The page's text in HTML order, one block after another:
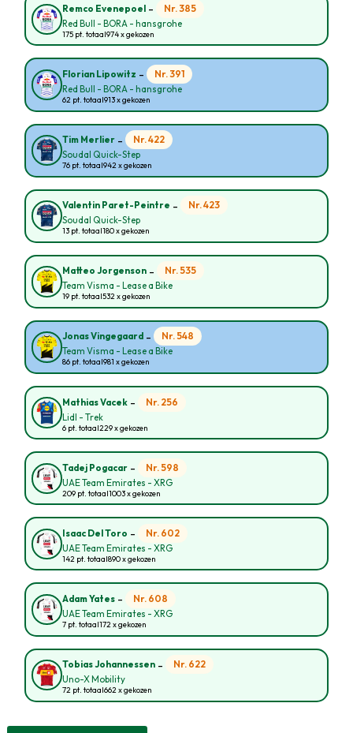
Remco Evenepoel - Nr. 385
Red Bull - BORA - hansgrohe
175 pt. totaal974 x gekozen
Florian Lipowitz - Nr. 391
Red Bull - BORA - hansgrohe
62 pt. totaal913 x gekozen
Tim Merlier - Nr. 422
Soudal Quick-Step
76 pt. totaal942 x gekozen
Valentin Paret-Peintre - Nr. 423
Soudal Quick-Step
13 pt. totaal180 x gekozen
Matteo Jorgenson - Nr. 535
Team Visma - Lease a Bike
19 pt. totaal532 x gekozen
Jonas Vingegaard - Nr. 548
Team Visma - Lease a Bike
86 pt. totaal981 x gekozen
Mathias Vacek - Nr. 256
Lidl - Trek
6 pt. totaal229 x gekozen
Tadej Pogacar - Nr. 598
UAE Team Emirates - XRG
209 pt. totaal1003 x gekozen
Isaac Del Toro - Nr. 602
UAE Team Emirates - XRG
142 pt. totaal890 x gekozen
Adam Yates - Nr. 608
UAE Team Emirates - XRG
7 pt. totaal172 x gekozen
Tobias Johannessen - Nr. 622
Uno-X Mobility
72 pt. totaal662 x gekozen